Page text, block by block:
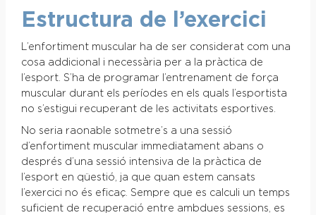
Estructura de l’exercici
L’enfortiment muscular ha de ser considerat com una
cosa addicional i necessària per a la pràctica de
l’esport. S’ha de programar l’entrenament de força
muscular durant els períodes en els quals l’esportista
no s’estigui recuperant de les activitats esportives.
No seria raonable sotmetre’s a una sessió
d’enfortiment muscular immediatament abans o
després d’una sessió intensiva de la pràctica de
l’esport en qüestió, ja que quan estem cansats
l’exercici no és eficaç. Sempre que es calculi un temps
suficient de recuperació entre ambdues sessions, es